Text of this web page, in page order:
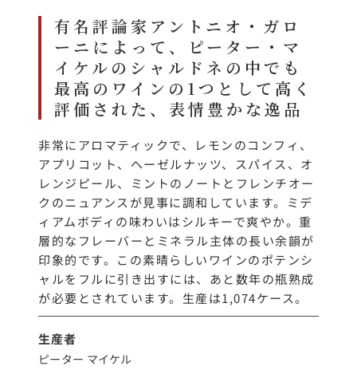
有名評論家アントニオ・ガロ
ーニによって、ピーター・マ
イケルのシャルドネの中でも
最高のワインの1つとして高く
評価された、表情豊かな逸品
非常にアロマティックで、レモンのコンフィ、
アプリコット、ヘーゼルナッツ、スパイス、オ
レンジピール、ミントのノートとフレンチオー
クのニュアンスが見事に調和しています。ミデ
ィアムボディの味わいはシルキーで爽やか。重
層的なフレーバーとミネラル主体の長い余韻が
印象的です。この素晴らしいワインのポテンシ
ャルをフルに引き出すには、あと数年の瓶熟成
が必要とされています。生産は1,074ケース。
生産者
ピーター マイケル